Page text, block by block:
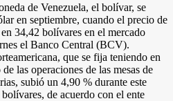
de Venezuela, el bolívar, se
en septiembre, cuando el precio de
34,42 bolívares en el mercado
el Banco Central (BCV).
que se fija teniendo en
las operaciones de las mesas de
subió un 4,90 % durante este
de acuerdo con el ente